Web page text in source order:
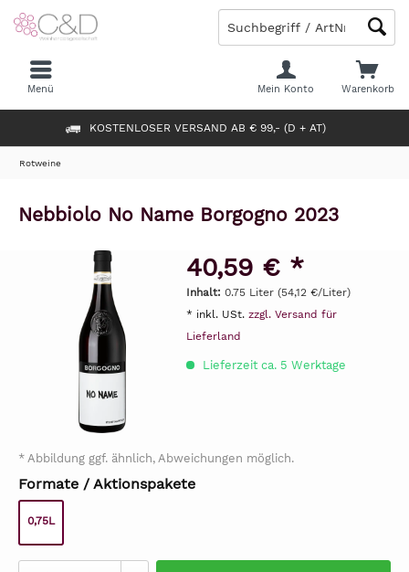
KOSTENLOSER VERSAND AB € 99,- (D + AT)
Warenkorb
Mein Konto
Menü
Rotweine
Nebbiolo No Name Borgogno 2023
40,59 € *
Inhalt: 0.75 Liter (54,12 €/Liter)
* inkl. USt. zzgl. Versand für
Lieferland
Lieferzeit ca. 5 Werktage
* Abbildung ggf. ähnlich, Abweichungen möglich.
Formate / Aktionspakete
0,75L